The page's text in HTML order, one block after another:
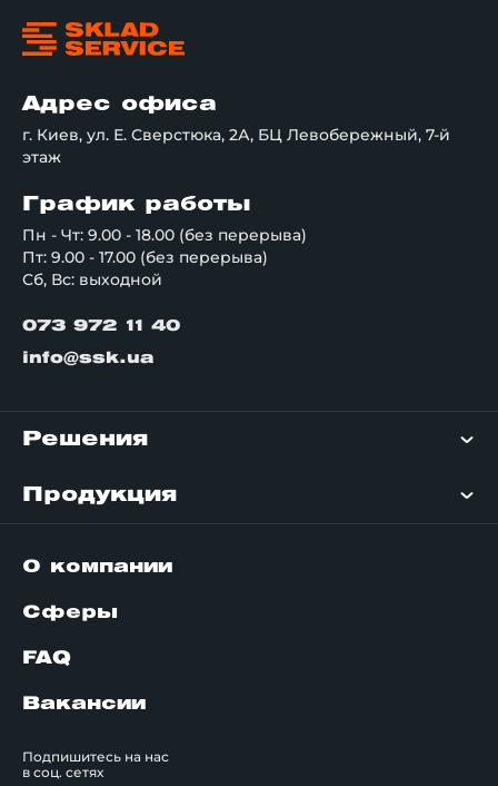
Адрес офиса
г. Киев, ул. Е. Сверстюка, 2А, БЦ Левобережный, 7-й
этаж
График работы
Пн - Чт: 9.00 - 18.00 (без перерыва)
Пт: 9.00 - 17.00 (без перерыва)
Сб, Вс: выходной
073 972 11 40
info@ssk.ua
Решения
Продукция
О компании
Сферы
FAQ
Вакансии
Подпишитесь на нас
в соц. сетях